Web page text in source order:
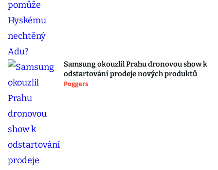
Samsung okouzlil Prahu dronovou show k
odstartování prodeje nových produktů
Poggers